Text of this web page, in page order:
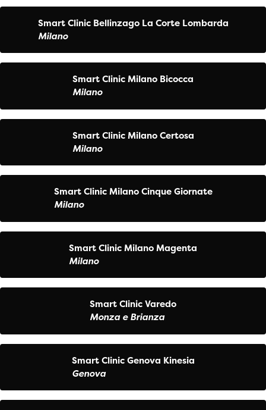
Smart Clinic Bellinzago La Corte Lombarda
Milano
Smart Clinic Milano Bicocca
Milano
Smart Clinic Milano Certosa
Milano
Smart Clinic Milano Cinque Giornate
Milano
Smart Clinic Milano Magenta
Milano
Smart Clinic Varedo
Monza e Brianza
Smart Clinic Genova Kinesia
Genova